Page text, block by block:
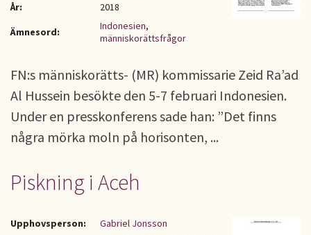
År:
2018
Ämnesord:
Indonesien,
människorättsfrågor
FN:s människorätts- (MR) kommissarie Zeid Ra’ad
Al Hussein besökte den 5-7 februari Indonesien.
Under en presskonferens sade han: ”Det finns
några mörka moln på horisonten, ...
Piskning i Aceh
Upphovsperson:
Gabriel Jonsson